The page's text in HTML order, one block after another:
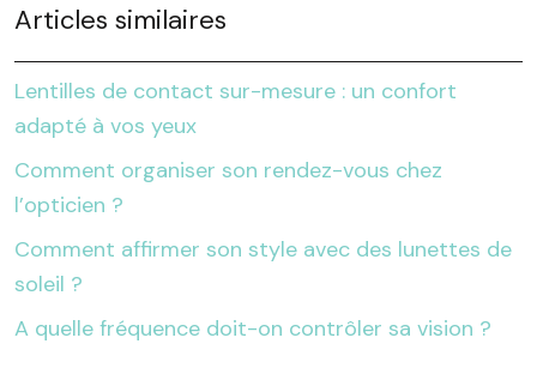
Articles similaires
Lentilles de contact sur-mesure : un confort
adapté à vos yeux
Comment organiser son rendez-vous chez
l’opticien ?
Comment affirmer son style avec des lunettes de
soleil ?
A quelle fréquence doit-on contrôler sa vision ?